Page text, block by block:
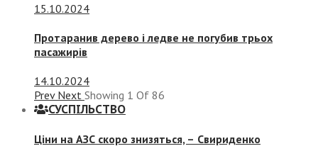
15.10.2024
Протаранив дерево і ледве не погубив трьох
пасажирів
14.10.2024
Prev Next Showing 1 Of 86
СУСПIЛЬСТВО
Ціни на АЗС скоро знизяться, – Свириденко